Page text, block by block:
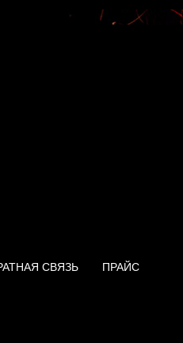
СВЯЗЬ ПРАЙС